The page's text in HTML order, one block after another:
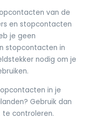
van de
en stopcontacten
je geen
stopcontacten in
nodig om je
in je
Gebruik dan
controleren.